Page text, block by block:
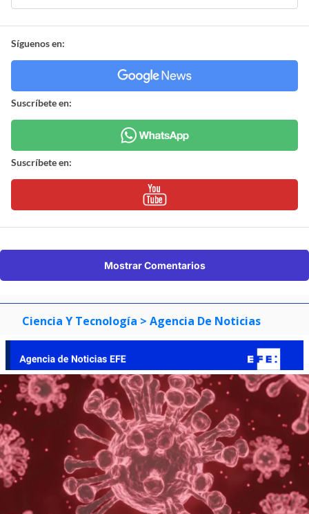
Síguenos en:
Suscríbete en:
Suscríbete en:
Mostrar Comentarios
Ciencia Y Tecnología > Agencia De Noticias